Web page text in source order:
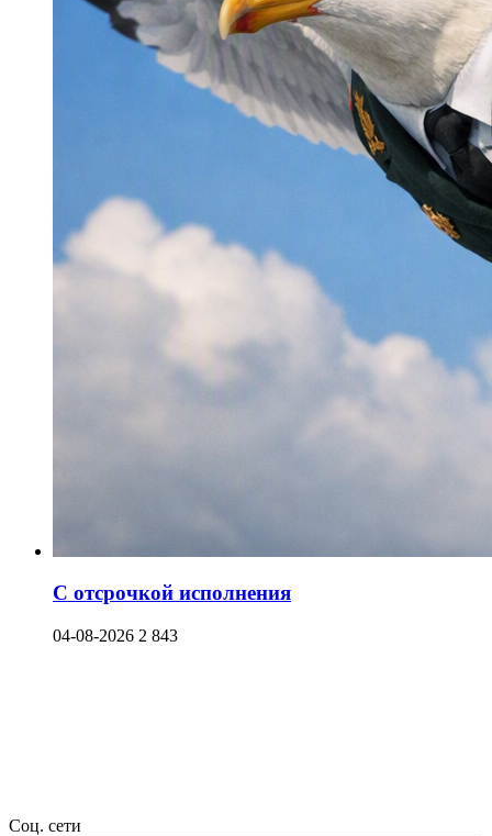
С отсрочкой исполнения
04-08-2026 2 843
Соц. сети